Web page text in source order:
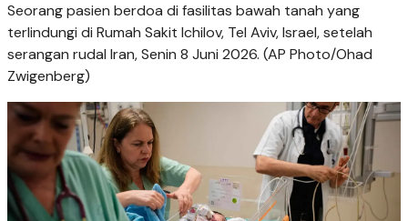
Seorang pasien berdoa di fasilitas bawah tanah yang
terlindungi di Rumah Sakit Ichilov, Tel Aviv, Israel, setelah
serangan rudal Iran, Senin 8 Juni 2026. (AP Photo/Ohad
Zwigenberg)